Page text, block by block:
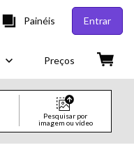
Painéis Entrar
Preços
Pesquisar por
imagem ou vídeo